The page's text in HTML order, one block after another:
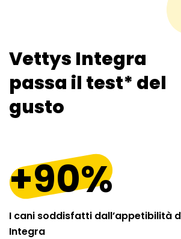
Vettys Integra
passa il test* del
gusto
+90%
I cani soddisfatti dall’appetibilità
Integra